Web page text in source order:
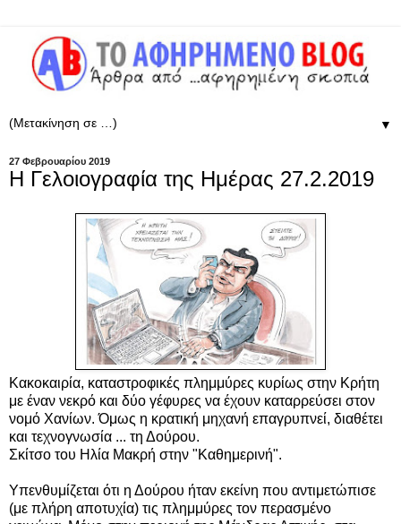
▼
27 Φεβρουαρίου 2019
Η Γελοιογραφία της Ημέρας 27.2.2019
Κακοκαιρία, καταστροφικές πλημμύρες κυρίως στην Κρήτη
με έναν νεκρό και δύο γέφυρες να έχουν καταρρεύσει στον
νομό Χανίων. Όμως η κρατική μηχανή επαγρυπνεί, διαθέτει
και τεχνογνωσία ... τη Δούρου.
Σκίτσο του Ηλία Μακρή στην "Καθημερινή".
Υπενθυμίζεται ότι η Δούρου ήταν εκείνη που αντιμετώπισε
(με πλήρη αποτυχία) τις πλημμύρες τον περασμένο